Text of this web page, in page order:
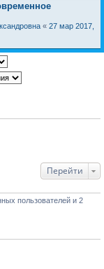
« 27 мар 2017,
Перейти
пользователей и 2